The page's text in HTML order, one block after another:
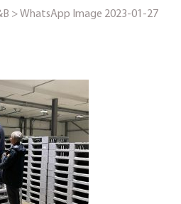
>WhatsApp Image 2023-01-27